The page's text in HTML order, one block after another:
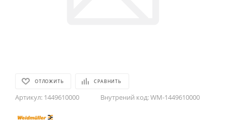
ОТЛОЖИТЬ СРАВНИТЬ
Артикул: 1449610000 Внутрений код:WM-1449610000